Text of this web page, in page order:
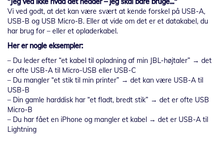
Vi ved godt, at det kan være svært at kende forskel på USB-A,
USB-B og USB Micro-B. Eller at vide om det er et datakabel, du
har brug for – eller et opladerkabel.
Her er nogle eksempler:
– Du leder efter “et kabel til opladning af min JBL-højtaler” → det
er ofte USB-A til Micro-USB eller USB-C
– Du mangler “et stik til min printer” → det kan være USB-A til
USB-B
– Din gamle harddisk har “et fladt, bredt stik” → det er ofte USB
Micro-B
– Du har fået en iPhone og mangler et kabel → det er USB-A til
Lightning